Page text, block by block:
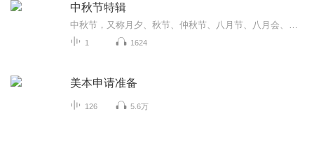
中秋节特辑
1 1624
美本申请准备
126 5.6万